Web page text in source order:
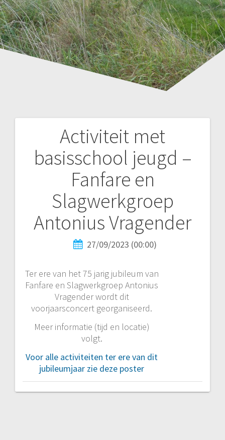
Activiteit met
basisschool jeugd –
Fanfare en
Slagwerkgroep
Antonius Vragender
27/09/2023 (00:00)
Ter ere van het 75 jarig jubileum van
Fanfare en Slagwerkgroep Antonius
Vragender wordt dit
voorjaarsconcert georganiseerd.
Meer informatie (tijd en locatie)
volgt.
Voor alle activiteiten ter ere van dit
jubileumjaar zie deze poster